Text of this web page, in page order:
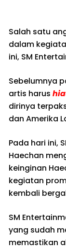
Salah satu
dalam
ini, SM
Sebelumnya
artis harus
dirinya
dan Amerika
Pada hari ini,
Haechan
keinginan
kegiatan
kembali
SM
yang sudah
memastikan